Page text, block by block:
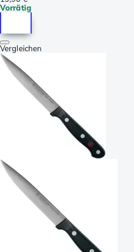
Vorrätig
Vergleichen